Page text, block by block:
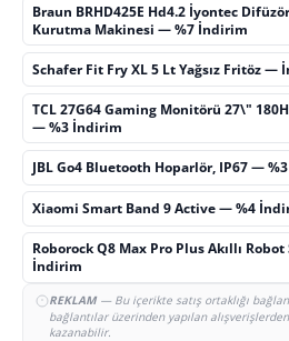
Braun BRHD425E Hd4.2 İyontec
Kurutma Makinesi — %7 İndirim
Schafer Fit Fry XL 5 Lt Yağsız Fritöz —
TCL 27G64 Gaming Monitörü 27\"
— %3 İndirim
JBL Go4 Bluetooth Hoparlör, IP67 —
Xiaomi Smart Band 9 Active — %4
Roborock Q8 Max Pro Plus Akıllı
İndirim
REKLAM— Bu içerikte satış ortaklığı
bağlantılar üzerinden yapılan
kazanabilir.